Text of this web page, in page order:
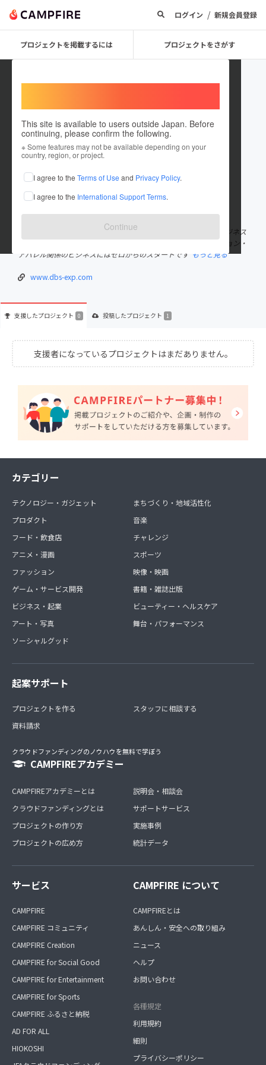
ログイン / 新規会員登録
プロジェクトを掲載するには プロジェクトをさがす
This site is available to users outside Japan. Before
continuing, please confirm the following.
※ Some features may not be available depending on your
country, region, or project.
I agree to the Terms of Use and Privacy Policy.
I agree to the International Support Terms.
Continue
Wild Flower
これまでに1件のプロジェクトを投稿しています
在住国：日本 現在地：兵庫県
出身国：日本 出身地：北海道
兵庫県宝塚市在住、軽トラドライバーです。 コロナ禍で新しいビジネス
をチャレンジしようと、温めていたアイデアを製品化！ ファッション・
アパレル関係のビジネスにはゼロからのスタートです もっと見る
www.dbs-exp.com
支援したプロジェクト 0 投稿したプロジェクト 1
支援者になっているプロジェクトはまだありません。
カテゴリー
テクノロジー・ガジェット
プロダクト
フード・飲食店
アニメ・漫画
ファッション
ゲーム・サービス開発
ビジネス・起業
アート・写真
ソーシャルグッド
まちづくり・地域活性化
音楽
チャレンジ
スポーツ
映像・映画
書籍・雑誌出版
ビューティー・ヘルスケア
舞台・パフォーマンス
起案サポート
プロジェクトを作る
資料請求
スタッフに相談する
クラウドファンディングのノウハウを無料で学ぼう
CAMPFIREアカデミー
CAMPFIREアカデミーとは
クラウドファンディングとは
プロジェクトの作り方
プロジェクトの広め方
説明会・相談会
サポートサービス
実施事例
統計データ
サービス
CAMPFIRE
CAMPFIRE コミュニティ
CAMPFIRE Creation
CAMPFIRE for Social Good
CAMPFIRE for Entertainment
CAMPFIRE for Sports
CAMPFIRE ふるさと納税
AD FOR ALL
HIOKOSHI
CAMPFIRE について
CAMPFIREとは
あんしん・安全への取り組み
ニュース
ヘルプ
お問い合わせ
各種規定
利用規約
細則
プライバシーポリシー